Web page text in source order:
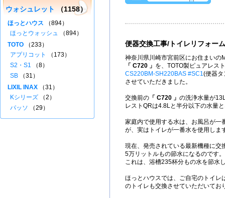
便器交換工事/トイレリフォーム
神奈川県川崎市宮前区にお住まいの
「 C720 」 を、TOTO製ピュアレス
CS220BM-SH220BAS #SC1(便器タ
させていただきました。
交換前の 「 C720 」 の洗浄水量が
レストQRは4.8Lと半分以下の水量
家庭内で使用する水は、お風呂が一
が、実はトイレが一番水を使用しま
現在、発売されている最新機種に交
5万リットルもの節水になるのです。
これは、浴槽235杯分もの水を節水
ほっとハウスでは、ご自宅のトイレ
のトイレも交換させていただいてお
ウォシュレット （1158）
ほっとハウス （894）
ほっとウォッシュ （894）
TOTO （233）
アプリコット
（173）
S2・S1 （8）
SB （31）
LIXIL INAX （31）
Kシリーズ （2）
パッソ （29）